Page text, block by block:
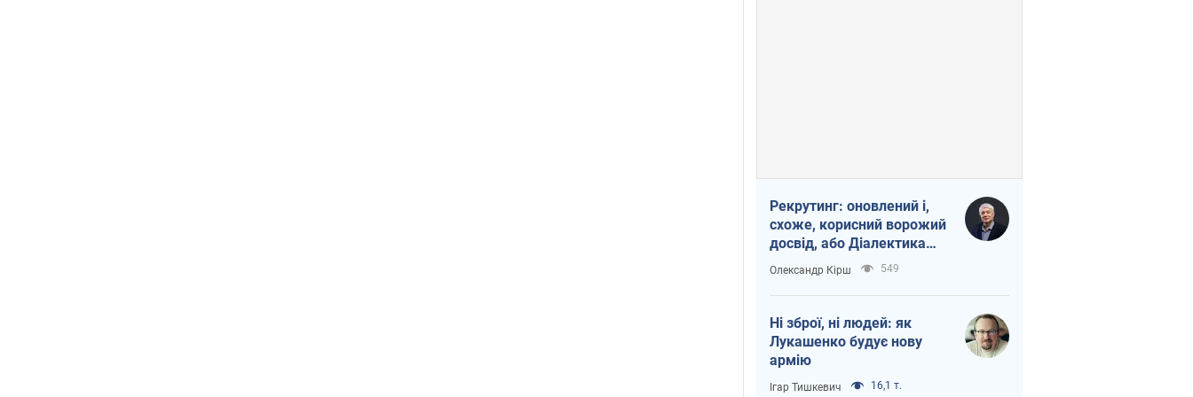
Рекрутинг: оновлений і,
схоже, корисний ворожий
досвід, або Діалектика
вибагливого боягузтва
Олександр Кірш 549
Ні зброї, ні людей: як
Лукашенко будує нову
армію
Ігар Тишкевич 16,1 т.